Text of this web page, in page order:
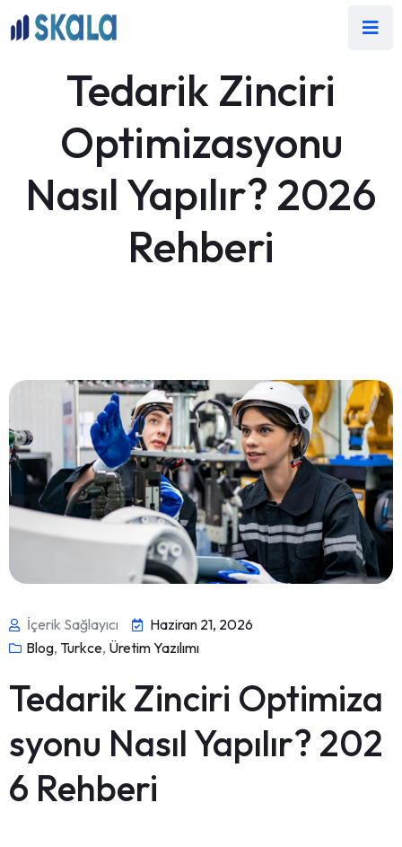
Tedarik Zinciri
Optimizasyonu
Nasıl Yapılır? 2026
Rehberi
İçerik Sağlayıcı
Haziran 21, 2026
Blog, Turkce, Üretim Yazılımı
Tedarik Zinciri Optimiza
syonu Nasıl Yapılır? 202
6 Rehberi